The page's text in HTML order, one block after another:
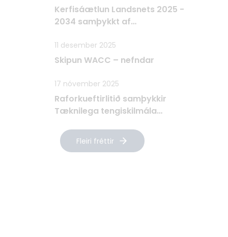
Kerfisáætlun Landsnets 2025 -
2034 samþykkt af
11 desember 2025
Skipun WACC – nefndar
17 nóvember 2025
Raforkueftirlitið samþykkir
Tæknilega tengiskilmála
Fleiri fréttir